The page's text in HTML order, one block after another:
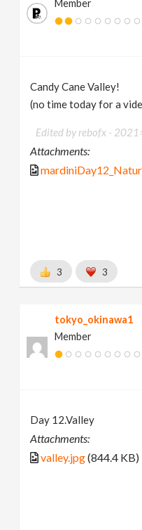
Member
Candy Cane Valley!
(no time today for a
Edited by rebofx - 2021
Attachments:
3 3
tokyo_okinawa1
Member
Day 12.Valley
Attachments:
valley.jpg(844.4 KB)